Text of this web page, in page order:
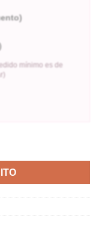
mínimo es de